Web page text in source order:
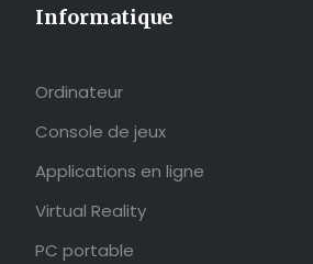
Informatique
Ordinateur
Console de jeux
Applications en ligne
Virtual Reality
PC portable